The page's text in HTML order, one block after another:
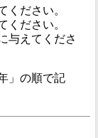
ください。
ください。
与えてくださ
」の順で記